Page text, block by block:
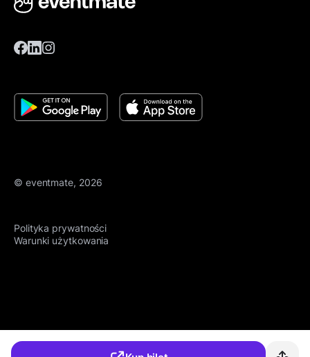
© eventmate, 2026
Polityka prywatności
Warunki użytkowania